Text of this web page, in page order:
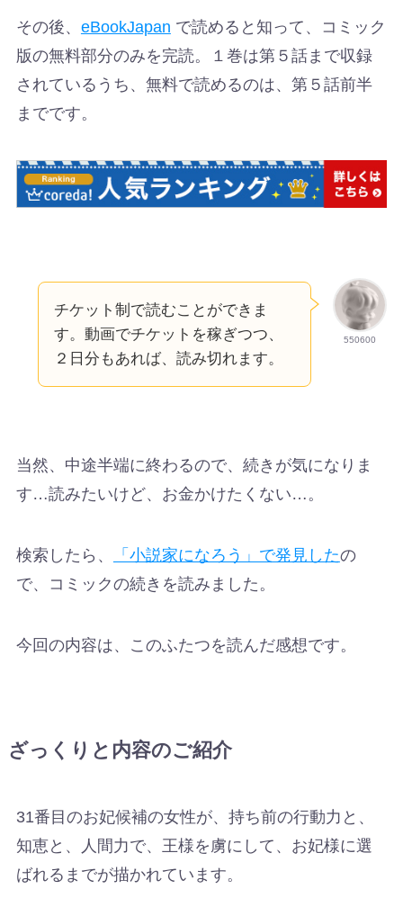
その後、 eBookJapan で読めると知って、コミック
版の無料部分のみを完読。１巻は第５話まで収録
されているうち、無料で読めるのは、第５話前半
までです。
550600
チケット制で読むことができま
す。動画でチケットを稼ぎつつ、
２日分もあれば、読み切れます。
当然、中途半端に終わるので、続きが気になりま
す…読みたいけど、お金かけたくない…。
検索したら、 「小説家になろう」で発見したの
で、コミックの続きを読みました。
今回の内容は、このふたつを読んだ感想です。
ざっくりと内容のご紹介
31番目のお妃候補の女性が、持ち前の行動力と、
知恵と、人間力で、王様を虜にして、お妃様に選
ばれるまでが描かれています。